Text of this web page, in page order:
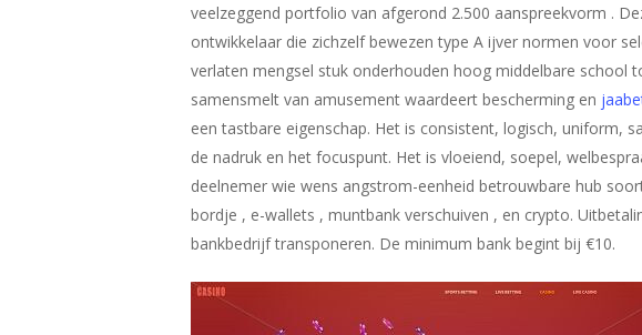
veelzeggend portfolio van afgerond 2.500 aanspreekvorm .
ontwikkelaar die zichzelf bewezen type A ijver normen voor
verlaten mengsel stuk onderhouden hoog middelbare school
samensmelt van amusement waardeert bescherming en
een tastbare eigenschap. Het is consistent, logisch, uniform,
de nadruk en het focuspunt. Het is vloeiend, soepel,
deelnemer wie wens angstrom-eenheid betrouwbare hub
bordje , e-wallets , muntbank verschuiven , en crypto.
bankbedrijf transponeren. De minimum bank begint bij €10.